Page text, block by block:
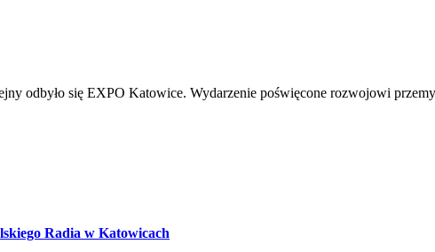
odbyło się EXPO Katowice. Wydarzenie poświęcone rozwojowi
Radia w Katowicach